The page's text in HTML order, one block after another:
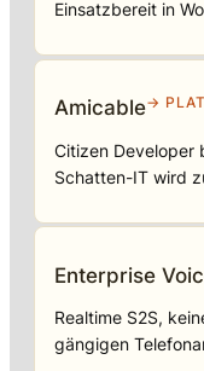
Einsatzbereit in
Amicable→
Citizen Developer
Schatten-IT wird
Enterprise
Realtime S2S,
gängigen